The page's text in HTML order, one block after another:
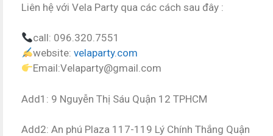
Liên hệ với Vela Party qua các cách sau đây :
call: 096.320.7551
website:velaparty.com
Email:Velaparty@gmail.com
Add1: 9 Nguyễn Thị Sáu Quận 12 TPHCM
Add2: An phú Plaza 117-119 Lý Chính Thắng Quận